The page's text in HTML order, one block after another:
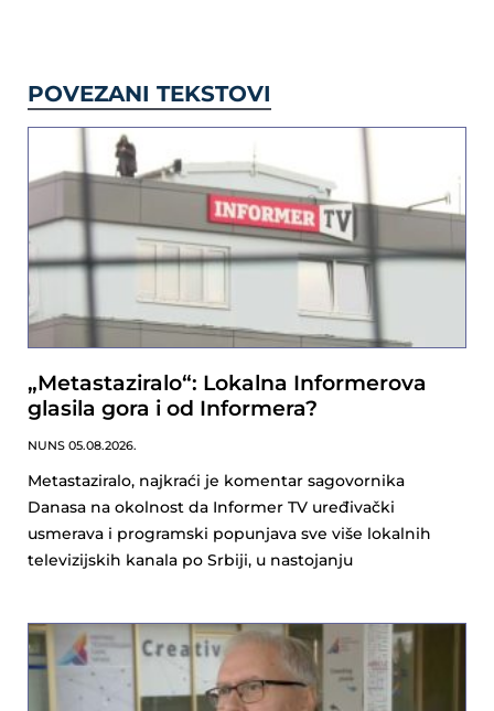
POVEZANI TEKSTOVI
„Metastaziralo“: Lokalna Informerova
glasila gora i od Informera?
NUNS 05.08.2026.
Metastaziralo, najkraći je komentar sagovornika
Danasa na okolnost da Informer TV uređivački
usmerava i programski popunjava sve više lokalnih
televizijskih kanala po Srbiji, u nastojanju